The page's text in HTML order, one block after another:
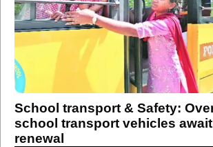
School transport & Safety:
school transport vehicles
renewal